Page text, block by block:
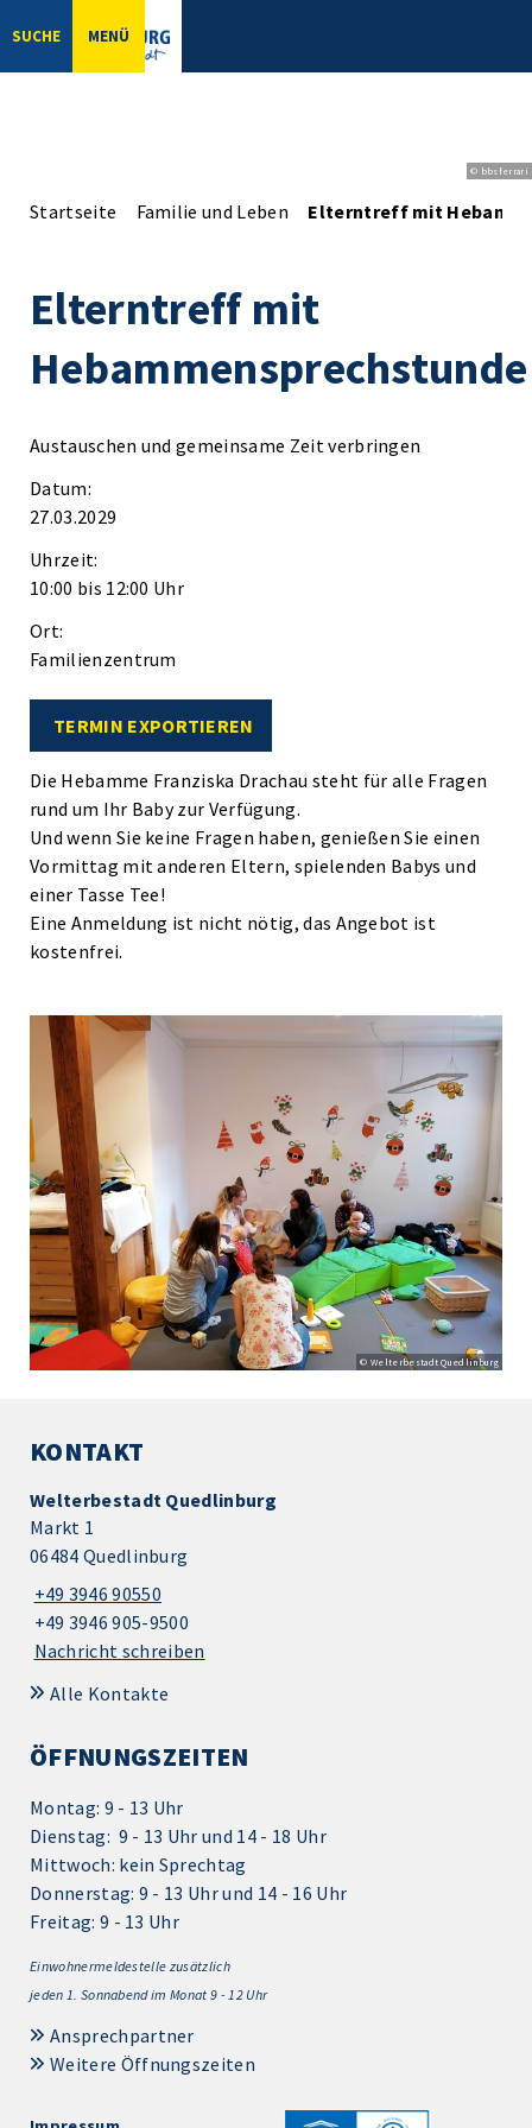
SUCHE MENÜ
© bbsferrari
Startseite Familie und Leben Elterntreff mit
Elterntreff mit
Hebammensprechstunde
Austauschen und gemeinsame Zeit verbringen
Datum:
27.03.2029
Uhrzeit:
10:00 bis 12:00 Uhr
Ort:
Familienzentrum
TERMIN EXPORTIEREN
Die Hebamme Franziska Drachau steht für alle Fragen
rund um Ihr Baby zur Verfügung.
Und wenn Sie keine Fragen haben, genießen Sie einen
Vormittag mit anderen Eltern, spielenden Babys und
einer Tasse Tee!
Eine Anmeldung ist nicht nötig, das Angebot ist
kostenfrei.
© Welterbestadt Quedlinburg
KONTAKT
Welterbestadt Quedlinburg
Markt 1
06484 Quedlinburg
+49 3946 90550
+49 3946 905-9500
Nachricht schreiben
Alle Kontakte
ÖFFNUNGSZEITEN
Montag: 9 - 13 Uhr
Dienstag: 9 - 13 Uhr und 14 - 18 Uhr
Mittwoch: kein Sprechtag
Donnerstag: 9 - 13 Uhr und 14 - 16 Uhr
Freitag: 9 - 13 Uhr
Einwohnermeldestelle zusätzlich
jeden 1. Sonnabend im Monat 9 - 12 Uhr
Ansprechpartner
Weitere Öffnungszeiten